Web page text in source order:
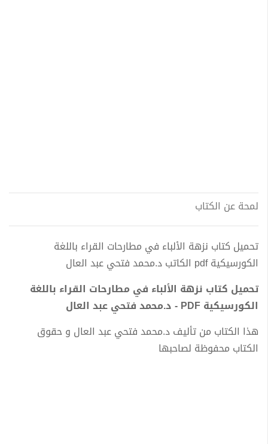
لمحة عن الكتاب
تحميل كتاب نزهة الألباء في مطارحات القراء باللغة
الكورسيكية pdf الكاتب د.محمد فتحي عبد العال
تحميل كتاب نزهة الألباء في مطارحات القراء باللغة
الكورسيكية PDF - د.محمد فتحي عبد العال
هذا الكتاب من تأليف د.محمد فتحي عبد العال و حقوق
الكتاب محفوظة لصاحبها